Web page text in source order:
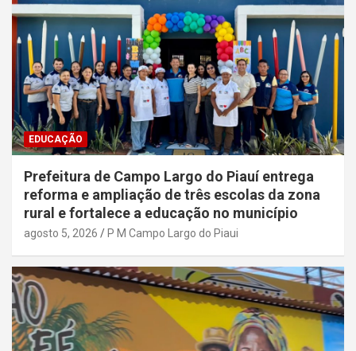
EDUCAÇÃO
Prefeitura de Campo Largo do Piauí entrega
reforma e ampliação de três escolas da zona
rural e fortalece a educação no município
agosto 5, 2026 P M Campo Largo do Piaui